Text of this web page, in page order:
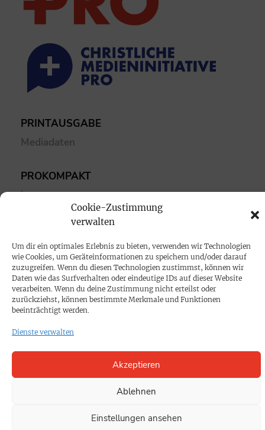
Cookie-Zustimmung
verwalten
Um dir ein optimales Erlebnis zu bieten, verwenden wir Technologien
wie Cookies, um Geräteinformationen zu speichern und/oder darauf
zuzugreifen. Wenn du diesen Technologien zustimmst, können wir
Daten wie das Surfverhalten oder eindeutige IDs auf dieser Website
verarbeiten. Wenn du deine Zustimmung nicht erteilst oder
zurückziehst, können bestimmte Merkmale und Funktionen
beeinträchtigt werden.
Dienste verwalten
Akzeptieren
Ablehnen
Einstellungen ansehen
PRINTAUSGABE
Mediadaten
PROKOMPAKT
Impressum
Datenschutz
KONTAKT
Cookie-Richtlinie